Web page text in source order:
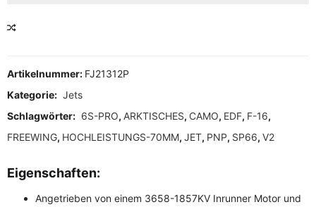
Artikelnummer: FJ21312P
Kategorie: Jets
Schlagwörter: 6S-PRO, ARKTISCHES, CAMO, EDF, F-16,
FREEWING, HOCHLEISTUNGS-70MM, JET, PNP, SP66, V2
Eigenschaften:
Angetrieben von einem 3658-1857KV Inrunner Motor und